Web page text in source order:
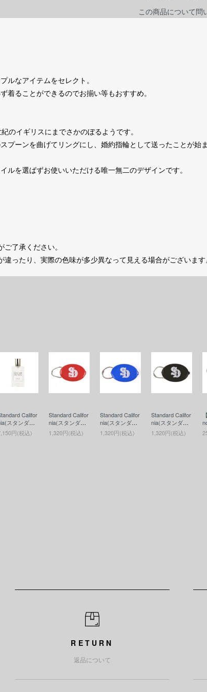
この商品について問
ルなアイテムをセレクト。
着ることができるのでお揃い等もおすすめ。
のイギリスにまでさかのぼるようです。
プーンを曲げてリングにし、婚約指輪として送ったことが始
ルを選ばずお使いいただける唯一無二のデザインです。
了承ください。
ったり、実際の色味が多少異なって見える場合がございま
Califor
スタンダー
カリフォルニ
) SD Fragran
円(税込)
Standard Califor
nia(スタンダー
ドカリフォルニ
ア) SD Coin Ca
1,320円(税込)
Standard Califor
nia(スタンダー
ドカリフォルニ
ア) SD Coin Ca
1,320円(税込)
Standard Califor
nia(スタンダー
ドカリフォルニ
ア) SD Coin Ca
1,320円(税込)
(
RETURN
返品について